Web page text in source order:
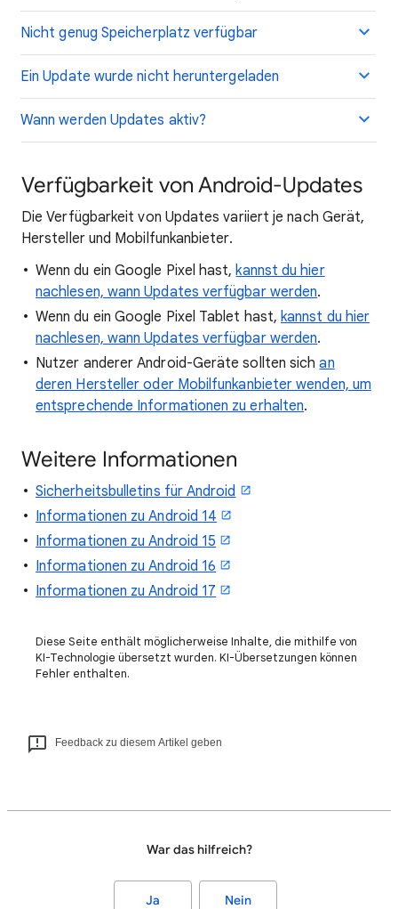
Nicht genug Speicherplatz verfügbar
Ein Update wurde nicht heruntergeladen
Wann werden Updates aktiv?
Verfügbarkeit von Android-Updates
Die Verfügbarkeit von Updates variiert je nach Gerät,
Hersteller und Mobilfunkanbieter.
Wenn du ein Google Pixel hast, kannst du hier
nachlesen, wann Updates verfügbar werden.
Wenn du ein Google Pixel Tablet hast, kannst du hier
nachlesen, wann Updates verfügbar werden.
Nutzer anderer Android-Geräte sollten sichan
deren Hersteller oder Mobilfunkanbieter wenden, um
entsprechende Informationen zu erhalten.
Weitere Informationen
Sicherheitsbulletins für Android
Informationen zu Android 14
Informationen zu Android 15
Informationen zu Android 16
Informationen zu Android 17
Diese Seite enthält möglicherweise Inhalte, die mithilfe von
KI-Technologie übersetzt wurden. KI-Übersetzungen können
Fehler enthalten.
Feedback zu diesem Artikel geben
War das hilfreich?
Ja Nein